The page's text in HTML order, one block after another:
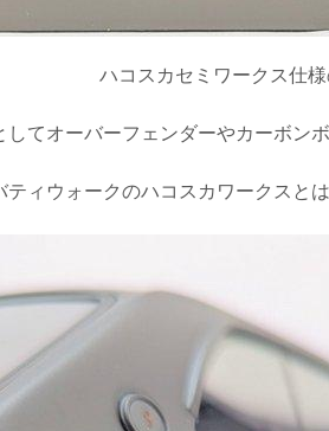
ハコスカセミワークス仕様
してオーバーフェンダーやカーボン
ティウォークのハコスカワークスと